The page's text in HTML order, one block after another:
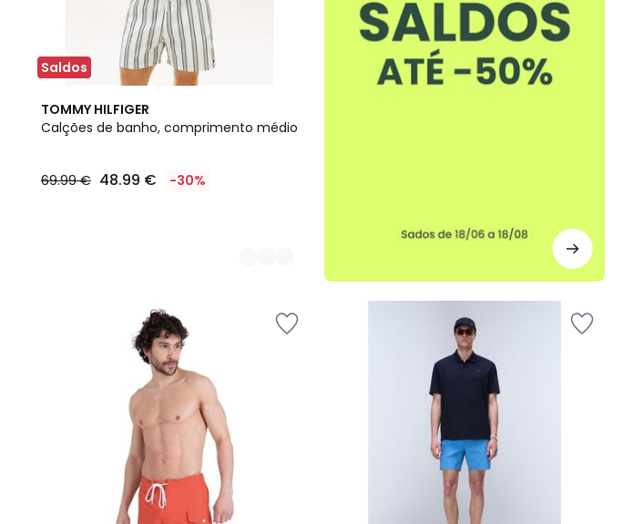
Saldos
TOMMY HILFIGER
Calções de banho, comprimento médio
69.99 € 48.99 € -30%
2
Cores